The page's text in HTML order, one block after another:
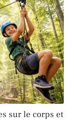
sur le corps et